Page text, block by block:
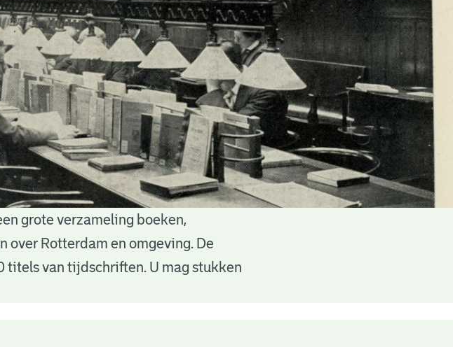
grote verzameling boeken,
Rotterdam en omgeving. De
van tijdschriften. U mag stukken